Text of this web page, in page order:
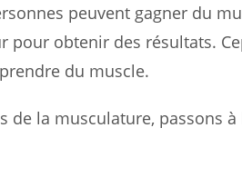
peuvent gagner du
pour obtenir des résultats.
du muscle.
la musculature, passons